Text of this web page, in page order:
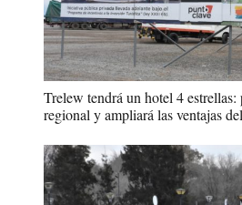
Trelew tendrá un hotel 4
regional y ampliará las ventajas